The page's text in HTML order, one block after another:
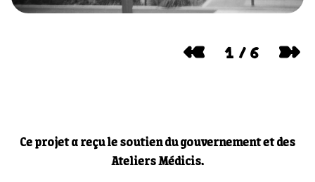
1 / 6
Ce projet a reçu le soutien du gouvernement et des
Ateliers Médicis.